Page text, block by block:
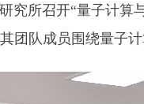
所召开“量子计算
团队成员围绕量子